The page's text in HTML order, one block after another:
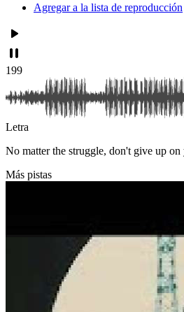
Agregar a la lista de reproducción
199
Letra
No matter the struggle, don't give up on
Más pistas